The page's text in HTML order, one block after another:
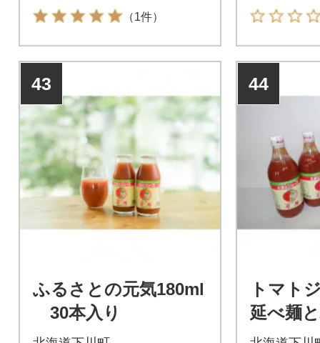
（1件）
43
ふるさとの元気180ml
30本入り
44
トマト
延べ麺
詰め合